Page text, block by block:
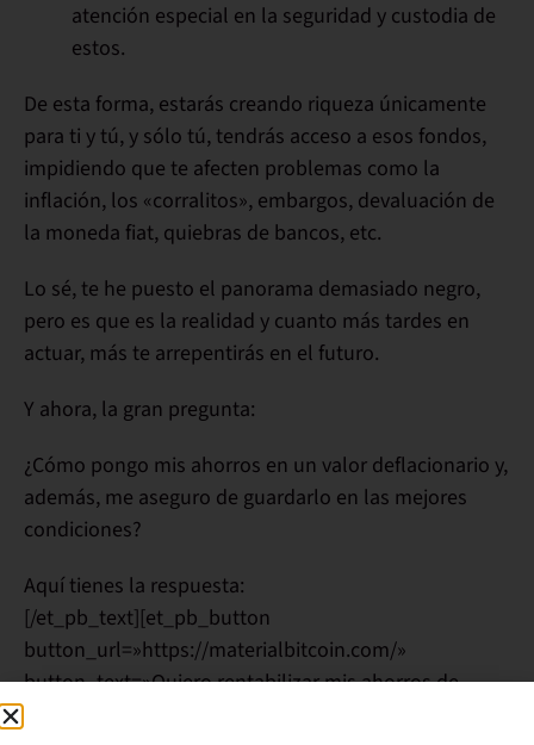
atención especial en la seguridad y custodia de
estos.
De esta forma, estarás creando riqueza únicamente
para ti y tú, y sólo tú, tendrás acceso a esos fondos,
impidiendo que te afecten problemas como la
inflación, los «corralitos», embargos, devaluación de
la moneda fiat, quiebras de bancos, etc.
Lo sé, te he puesto el panorama demasiado negro,
pero es que es la realidad y cuanto más tardes en
actuar, más te arrepentirás en el futuro.
Y ahora, la gran pregunta:
¿Cómo pongo mis ahorros en un valor deflacionario y,
además, me aseguro de guardarlo en las mejores
condiciones?
Aquí tienes la respuesta:
[/et_pb_text][et_pb_button
button_url=»https://materialbitcoin.com/»
button_text=»Quiero rentabilizar mis ahorros de